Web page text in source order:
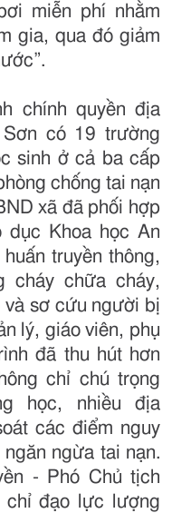
miễn phí nhằm
gia, qua đó giảm
chính quyền địa
có 19 trường
sinh ở cả ba cấp
chống tai nạn
xã đã phối hợp
dục Khoa học An
truyền thông,
cháy chữa cháy,
sơ cứu người bị
lý, giáo viên, phụ
đã thu hút hơn
chỉ chú trọng
học, nhiều địa
các điểm nguy
ngừa tai nạn.
- Phó Chủ tịch
chỉ đạo lực lượng